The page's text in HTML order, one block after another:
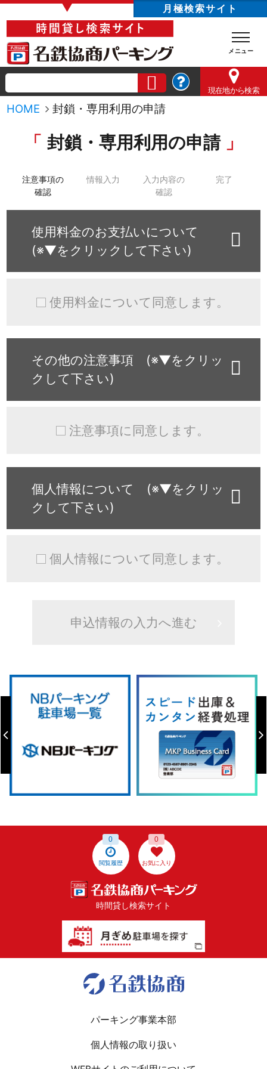
▼ 月極検索サイト
現在地から検索
HOME 封鎖・専用利用の申請
封鎖・専用利用の申請
注意事項の
確認
情報入力
入力内容の
確認
完了
使用料金のお支払いについて
(※▼をクリックして下さい)
使用料金について同意します。
その他の注意事項 (※▼をクリッ
クして下さい)
注意事項に同意します。
個人情報について (※▼をクリッ
クして下さい)
個人情報について同意します。
閲覧履歴
0
お気に入り
0
時間貸し検索サイト
パーキング事業本部
個人情報の取り扱い